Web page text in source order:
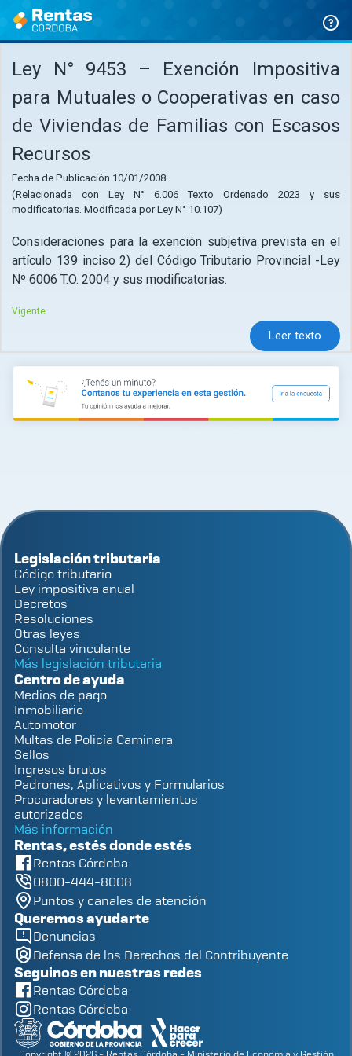
contenido
Ley N° 9453 – Exención Impositiva
para Mutuales o Cooperativas en caso
de Viviendas de Familias con Escasos
Recursos
Fecha de Publicación 10/01/2008
(Relacionada con Ley N° 6.006 Texto Ordenado 2023 y sus
modificatorias. Modificada por Ley N° 10.107)
Consideraciones para la exención subjetiva prevista en el
artículo 139 inciso 2) del Código Tributario Provincial -Ley
Nº 6006 T.O. 2004 y sus modificatorias.
Vigente
Leer texto